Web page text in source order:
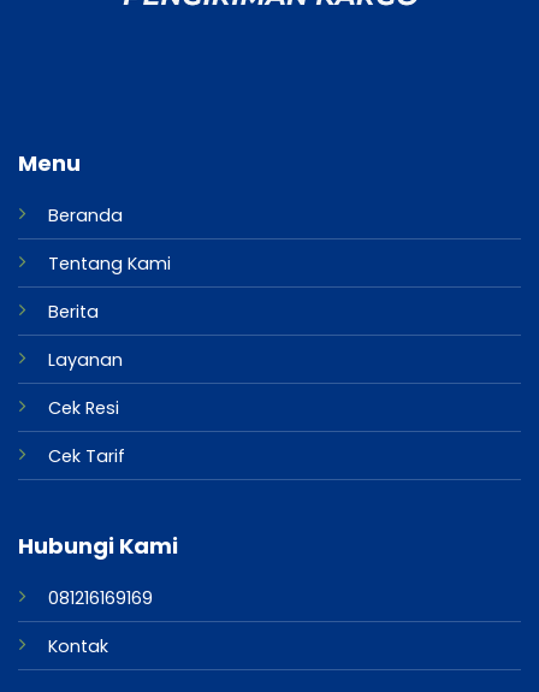
Menu
Beranda
Tentang Kami
Berita
Layanan
Cek Resi
Cek Tarif
Hubungi Kami
081216169169
Kontak